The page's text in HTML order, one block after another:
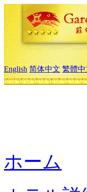
English 简体中文 繁體中
ホーム